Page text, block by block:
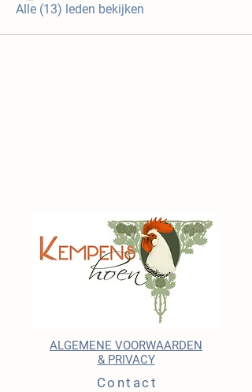
Alle (13) leden bekijken
ALGEMENE VOORWAARDEN
& PRIVACY
Contact